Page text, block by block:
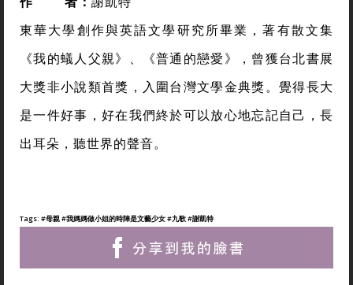
東華大學創作與英語文學研究所畢業，著有散文集
《我的蟻人父親》、《普通的戀愛》，曾獲台北書展
大獎非小說類首獎，入圍台灣文學金典獎。覺得長大
是一件好事，好在我們終於可以放心地忘記自己，長
出耳朵，聽世界的聲音。
Tags: #母親#我媽媽做小姐的時陣是文藝少女#九歌#謝凱特